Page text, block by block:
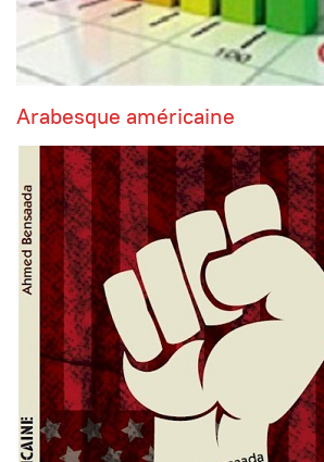
Arabesque américaine